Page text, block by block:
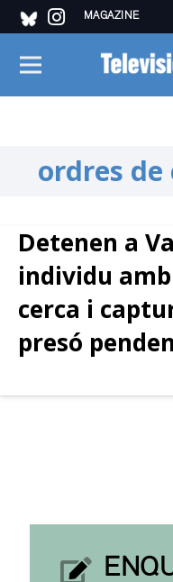
MAGAZINE
ordres de
Detenen a
individu
cerca i
presó